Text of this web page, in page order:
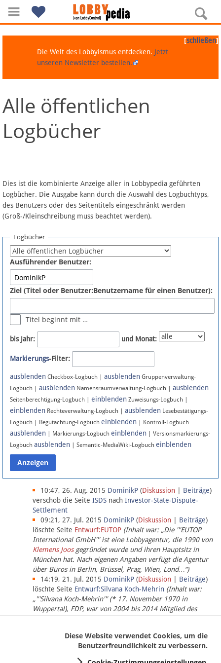
Navigation
Über Lobbypedia
Artikel nach Kategorien
FAQ
Fördermitglied werden
Fehler melden
Newsletter
Bluesky
Facebook
Instagram
Anmelden
Datenschutz
Über Lobbypedia
Impressum
[schließen]
Die Welt des Lobbyismus entdecken. Jetzt
unseren Newsletter bestellen.
Alle öffentlichen
Logbücher
Dies ist die kombinierte Anzeige aller in Lobbypedia geführten
Logbücher. Die Ausgabe kann durch die Auswahl des Logbuchtyps,
des Benutzers oder des Seitentitels eingeschränkt werden
(Groß-/Kleinschreibung muss beachtet werden).
Logbücher
Ausführender Benutzer:
Ziel (Titel oder Benutzer:Benutzername für einen Benutzer):
Titel beginnt mit …
bis Jahr: und Monat:
Markierungs-Filter:
ausblenden Checkbox-Logbuch | ausblenden Gruppenverwaltung-
Logbuch | ausblenden Namensraumverwaltung-Logbuch | ausblenden
Seitenberechtigung-Logbuch | einblenden Zuweisungs-Logbuch |
einblenden Rechteverwaltung-Logbuch | ausblenden Lesebestätigungs-
Logbuch | Begutachtung-Logbuch einblenden | Kontroll-Logbuch
ausblenden | Markierungs-Logbuch einblenden | Versionsmarkierungs-
Logbuch ausblenden | Semantic-MediaWiki-Logbuch einblenden
10:47, 26. Aug. 2015 DominikP (Diskussion Beiträge)
verschob die Seite ISDS nach Investor-State-Dispute-
Settlement
09:21, 27. Jul. 2015 DominikP (Diskussion Beiträge)
löschte Seite Entwurf:EUTOP (Inhalt war: „Die '''EUTOP
International GmbH''' ist eine Lobbyagentur, die 1990 von
Klemens Joosgegründet wurde und ihren Hauptsitz in
München hat. Nach eigenen Angaben verfügt die Agentur
über Büros in Berlin, Brüssel, Prag, Wien, Lond…“)
14:19, 21. Jul. 2015 DominikP (Diskussion Beiträge)
löschte Seite Entwurf:Silvana Koch-Mehrin (Inhalt war:
„'''Silvana Koch-Mehrin''' (* 17. November 1970 in
Wuppertal), FDP, war von 2004 bis 2014 Mitglied des
Europäischen Parlaments, seit November 2014 ist sie für
Diese Website verwendet Cookies, um die
Benutzerfreundlichkeit zu verbessern.